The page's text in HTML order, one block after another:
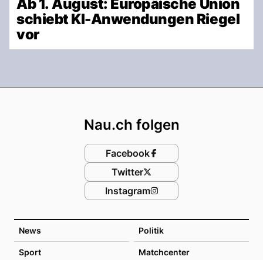
Ab 1. August: Europäische Union
schiebt KI-Anwendungen Riegel
vor
News Politik
Sport Matchcenter
Nau.ch folgen
Facebook
Twitter
Instagram